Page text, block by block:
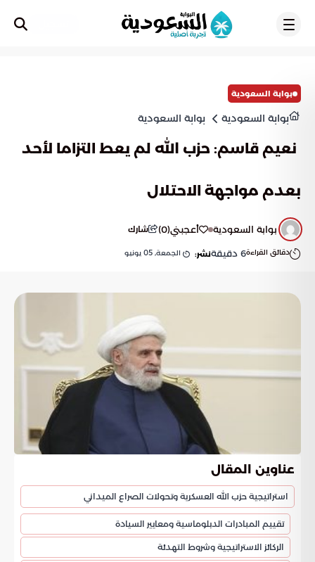
بوابة السعودية
بوابة السعودية بوابة السعودية
نعيم قاسم: حزب الله لم يعط التزاما لأحد
بعدم مواجهة الاحتلال
بوابة السعودية أعجبني(
0
) شارك
دقائق القراءة6 دقيقةنشر: الجمعة, 05 يونيو
عناوين المقال
استراتيجية حزب الله العسكرية وتحولات الصراع الميداني
تقييم المبادرات الدبلوماسية ومعايير السيادة
الركائز الاستراتيجية وشروط التهدئة